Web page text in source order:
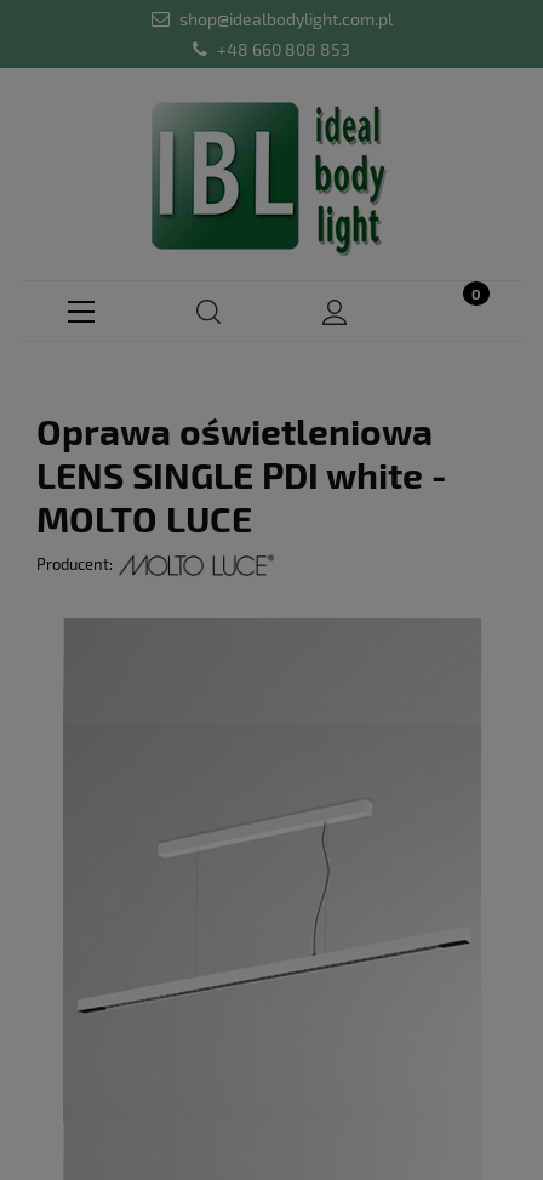
shop@idealbodylight.com.pl
+48 660 808 853
Oprawa oświetleniowa
LENS SINGLE PDI white -
MOLTO LUCE
Producent: